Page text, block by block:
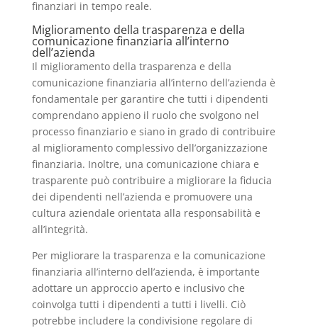
finanziari in tempo reale.
Miglioramento della trasparenza e della
comunicazione finanziaria all’interno
dell’azienda
Il miglioramento della trasparenza e della
comunicazione finanziaria all’interno dell’azienda è
fondamentale per garantire che tutti i dipendenti
comprendano appieno il ruolo che svolgono nel
processo finanziario e siano in grado di contribuire
al miglioramento complessivo dell’organizzazione
finanziaria. Inoltre, una comunicazione chiara e
trasparente può contribuire a migliorare la fiducia
dei dipendenti nell’azienda e promuovere una
cultura aziendale orientata alla responsabilità e
all’integrità.
Per migliorare la trasparenza e la comunicazione
finanziaria all’interno dell’azienda, è importante
adottare un approccio aperto e inclusivo che
coinvolga tutti i dipendenti a tutti i livelli. Ciò
potrebbe includere la condivisione regolare di